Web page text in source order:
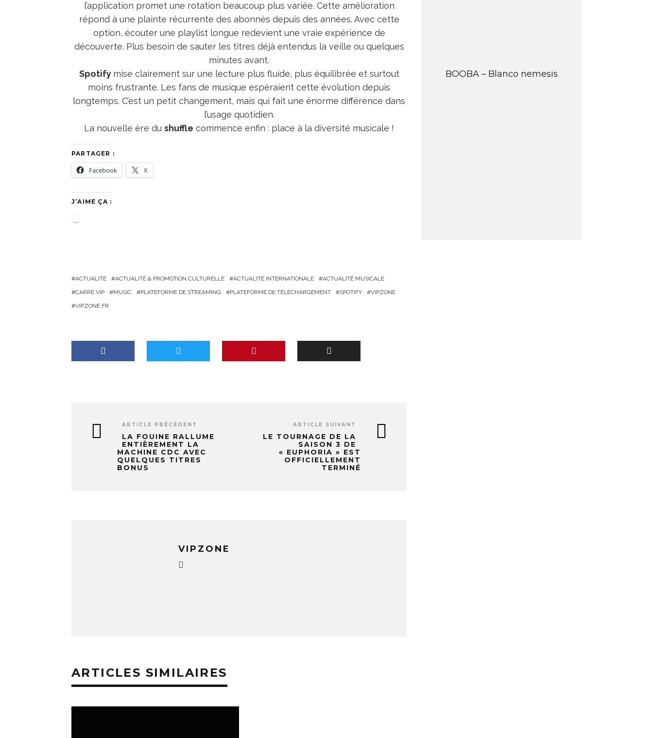
l’application promet une rotation beaucoup plus variée. Cette amélioration
répond à une plainte récurrente des abonnés depuis des années. Avec cette
option, écouter une playlist longue redevient une vraie expérience de
découverte. Plus besoin de sauter les titres déjà entendus la veille ou quelques
minutes avant.
Spotify mise clairement sur une lecture plus fluide, plus équilibrée et surtout
moins frustrante. Les fans de musique espéraient cette évolution depuis
longtemps. C’est un petit changement, mais qui fait une énorme différence dans
l’usage quotidien.
La nouvelle ère du shuffle commence enfin : place à la diversité musicale !
PARTAGER :
Facebook X
J’AIME ÇA :
t
ACTUALITÉ ACTUALITÉ & PROMOTION CULTURELLE ACTUALITÉ INTERNATIONALE
ACTUALITÉ MUSICALE
CARRÉ VIP
MUSIC PLATEFORME DE STREAMING PLATEFORME DE TÉLÉCHARGEMENT SPOTIFY
VIPZONE
VIPZONE.FR
ARTICLE PRÉCÉDENT
LA FOUINE RALLUME
ENTIÈREMENT LA
MACHINE CDC AVEC
QUELQUES TITRES
BONUS
ARTICLE SUIVANT
LE TOURNAGE DE LA
SAISON 3 DE
« EUPHORIA » EST
OFFICIELLEMENT
TERMINÉ
VIPZONE
ARTICLES SIMILAIRES
BOOBA – Blanco nemesis